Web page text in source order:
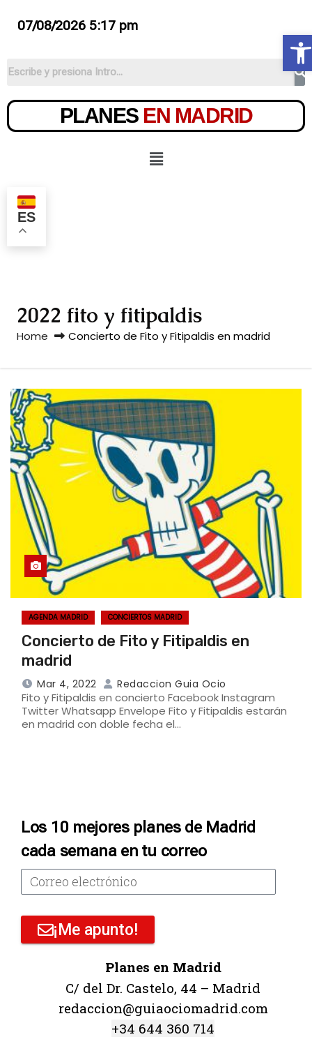
07/08/2026 5:17 pm
PLANES EN MADRID
ES
2022 fito y fitipaldis
Home Concierto de Fito y Fitipaldis en madrid
AGENDA MADRID CONCIERTOS MADRID
Concierto de Fito y Fitipaldis en
madrid
Mar 4, 2022 Redaccion Guia Ocio
Fito y Fitipaldis en concierto Facebook Instagram
Twitter Whatsapp Envelope Fito y Fitipaldis estarán
en madrid con doble fecha el…
Los 10 mejores planes de Madrid
cada semana en tu correo
¡Me apunto!
Planes en Madrid
C/ del Dr. Castelo, 44 – Madrid
redaccion@guiaociomadrid.com
+34 644 360 714